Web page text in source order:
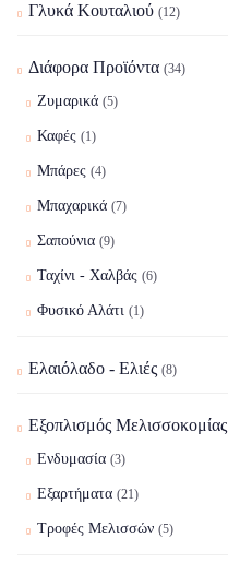
Γλυκά Κουταλιού (12)
Διάφορα Προϊόντα (34)
Ζυμαρικά (5)
Καφές (1)
Μπάρες (4)
Μπαχαρικά (7)
Σαπούνια (9)
Ταχίνι - Χαλβάς (6)
Φυσικό Αλάτι (1)
Ελαιόλαδο - Ελιές (8)
Εξοπλισμός Μελισσοκομίας
Ενδυμασία (3)
Εξαρτήματα (21)
Τροφές Μελισσών (5)